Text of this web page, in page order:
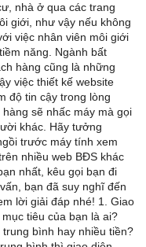
nhà ở qua các trang
giới, như vậy nếu không
việc nhân viên môi giới
năng. Ngành bất
hàng cũng là những
việc thiết kế website
độ tin cậy trong lòng
sẽ nhấc máy mà gọi
khác. Hãy tưởng
trước máy tính xem
nhiều web BĐS khác
nhất, kêu gọi bạn đi
bạn đã suy nghĩ đến
lời giải đáp nhé! 1. Giao
tiêu của bạn là ai?
bình hay nhiều tiền?